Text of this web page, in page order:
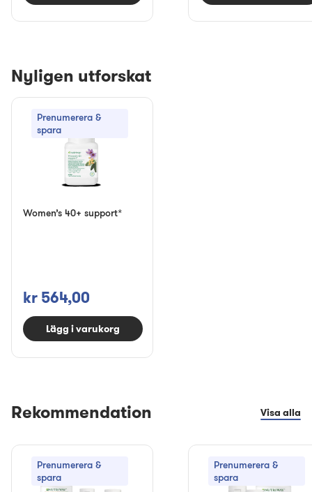
Nyligen utforskat
Prenumerera &
spara
Women’s 40+ support*
kr 564,00
Lägg i varukorg
Rekommendation Visa alla
Prenumerera &
spara
Prenumerera &
spara